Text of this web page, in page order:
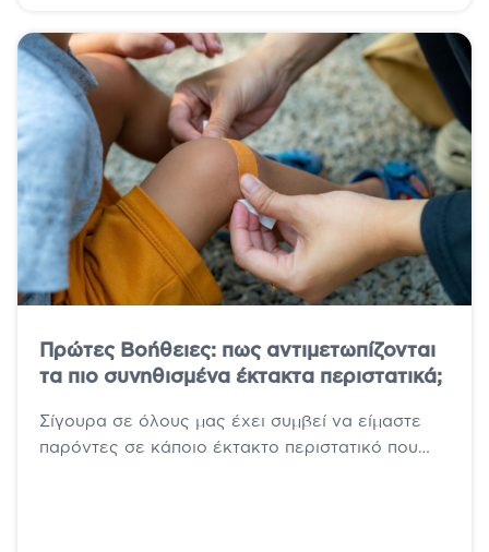
Πρώτες Βοήθειες: πως αντιμετωπίζονται
τα πιο συνηθισμένα έκτακτα περιστατικά;
Σίγουρα σε όλους μας έχει συμβεί να είμαστε
παρόντες σε κάποιο έκτακτο περιστατικό που